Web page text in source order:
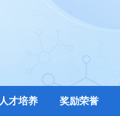
人才培养 奖励荣誉